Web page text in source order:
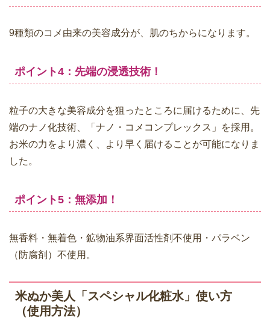
9種類のコメ由来の美容成分が、肌のちからになります。
ポイント4：先端の浸透技術！
粒子の大きな美容成分を狙ったところに届けるために、先
端のナノ化技術、「ナノ・コメコンプレックス」を採用。
お米の力をより濃く、より早く届けることが可能になりま
した。
ポイント5：無添加！
無香料・無着色・鉱物油系界面活性剤不使用・パラベン
（防腐剤）不使用。
米ぬか美人「スペシャル化粧水」使い方
（使用方法）